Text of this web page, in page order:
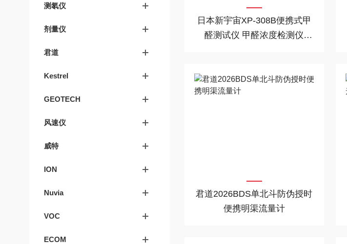
测氡仪
剂量仪
君道
Kestrel
GEOTECH
风速仪
威特
ION
Nuvia
VOC
ECOM
日本新宇宙XP-308B便携式甲
醛测试仪 甲醛浓度检测仪
君道2026BDS单北斗防伪授时
便携明渠流量计